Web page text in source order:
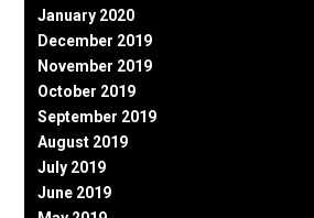
January 2020
December 2019
November 2019
October 2019
September 2019
August 2019
July 2019
June 2019